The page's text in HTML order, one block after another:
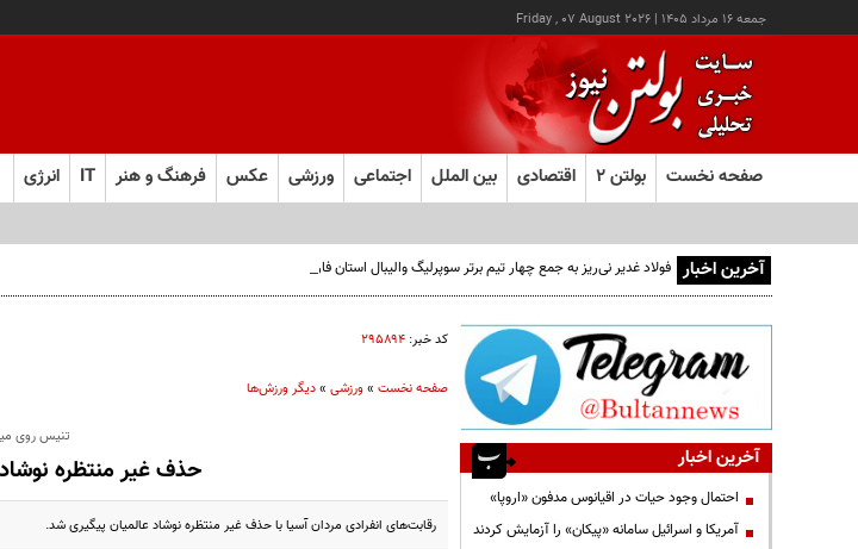
جمعه ۱۶ مرداد ۱۴۰۵ |
Friday , 07 August 2026
صفحه نخست بولتن ۲ اقتصادی بین الملل اجتماعی ورزشی عکس فرهنگ و هنر IT انرژی
آخرین اخبار فولاد غدیر نی‌ریز به جمع چهار تیم برتر سوپرلیگ والیبال استان فارس صعود کرد
کد خبر: ۲۹۵۸۹۴
صفحه نخست»ورزشی»دیگر ورزش‌ها
تنیس روی
حذف غیر منتظره نوشاد
رقابت‌های انفرادی مردان آسیا با حذف غیر منتظره نوشاد عالمیان پیگیری شد.
آخرین اخبار
احتمال وجود حیات در اقیانوس مدفون «اروپا»
آمریکا و اسرائیل سامانه «پیکان» را آزمایش کردند